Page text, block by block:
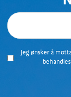
Jeg ønsker å